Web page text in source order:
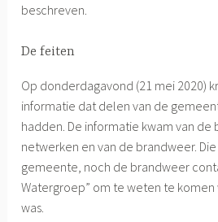
beschreven.
De feiten
Op donderdagavond (21 mei 2020)
informatie dat delen van de
hadden. De informatie kwam van de
netwerken en van de brandweer.
gemeente, noch de brandweer
Watergroep” om te weten te komen
was.